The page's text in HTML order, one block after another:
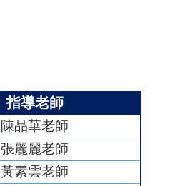
指導老師
陳品華老師
張麗麗老師
黃素雲老師